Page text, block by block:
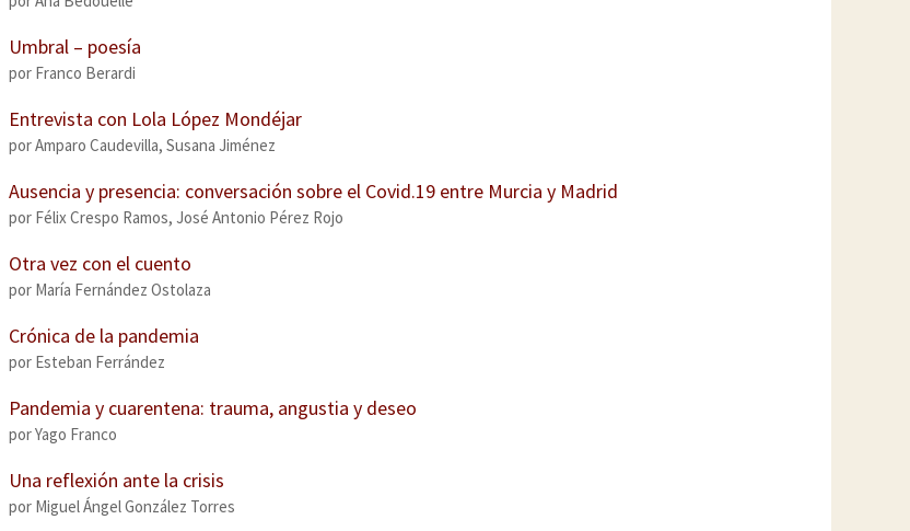
Umbral – poesía
por Franco Berardi
Entrevista con Lola López Mondéjar
porAmparo Caudevilla, Susana Jiménez
Ausencia y presencia: conversación sobre el Covid.19 entre Murcia y Madrid
por Félix Crespo Ramos, José Antonio Pérez Rojo
Otra vez con el cuento
por María Fernández Ostolaza
Crónica de la pandemia
por Esteban Ferrández
Pandemia y cuarentena: trauma, angustia y deseo
porYago Franco
Una reflexión ante la crisis
por Miguel Ángel González Torres